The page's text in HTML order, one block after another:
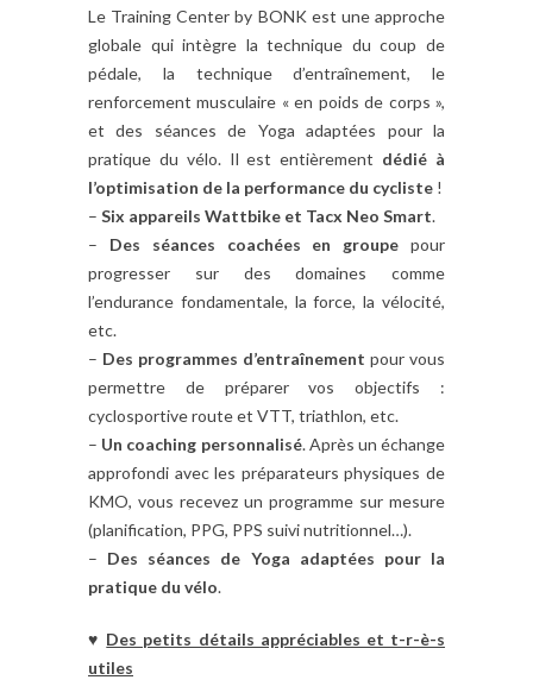
Le Training Center by BONK est une approche
globale qui intègre la technique du coup de
pédale, la technique d’entraînement, le
renforcement musculaire « en poids de corps »,
et des séances de Yoga adaptées pour la
pratique du vélo. Il est entièrement dédié à
l’optimisation de la performance du cycliste !
– Six appareils Wattbike et Tacx Neo Smart.
– Des séances coachées en groupe pour
progresser sur des domaines comme
l’endurance fondamentale, la force, la vélocité,
etc.
– Des programmes d’entraînement pour vous
permettre de préparer vos objectifs :
cyclosportive route et VTT, triathlon, etc.
– Un coaching personnalisé. Après un échange
approfondi avec les préparateurs physiques de
KMO, vous recevez un programme sur mesure
(planification, PPG, PPS suivi nutritionnel…).
– Des séances de Yoga adaptées pour la
pratique du vélo.
♥ Des petits détails appréciables et t-r-è-s
utiles